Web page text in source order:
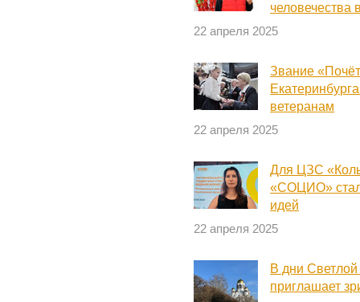
человечества
22 апреля 2025
Звание
ветеранам
22 апреля 2025
Для ЦЗС
«СОЦИО»
идей
22 апреля 2025
В дни
приглашает